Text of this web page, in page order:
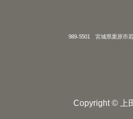
989-5501 宮城県栗原市
Copyright © 上